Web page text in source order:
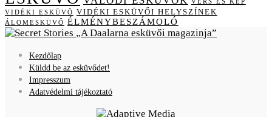
VIDÉKI ESKÜVŐ VIDÉKI ESKÜVŐI HELYSZÍNEK
ÁLOMESKÜVŐ ÉLMÉNYBESZÁMOLÓ
A Daalarna esküvői magazinja
Kezdőlap
Küldd be az esküvődet!
Impresszum
Adatvédelmi tájékoztató